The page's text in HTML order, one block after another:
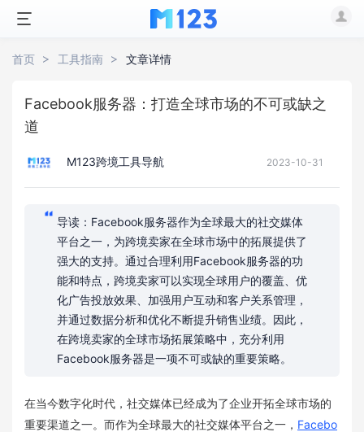
首页 工具指南 文章详情
Facebook服务器：打造全球市场的不可或缺之
道
M123跨境工具导航 2023-10-31
导读：Facebook服务器作为全球最大的社交媒体
平台之一，为跨境卖家在全球市场中的拓展提供了
强大的支持。通过合理利用Facebook服务器的功
能和特点，跨境卖家可以实现全球用户的覆盖、优
化广告投放效果、加强用户互动和客户关系管理，
并通过数据分析和优化不断提升销售业绩。因此，
在跨境卖家的全球市场拓展策略中，充分利用
Facebook服务器是一项不可或缺的重要策略。
在当今数字化时代，社交媒体已经成为了企业开拓全球市场的
重要渠道之一。而作为全球最大的社交媒体平台之一， Facebo